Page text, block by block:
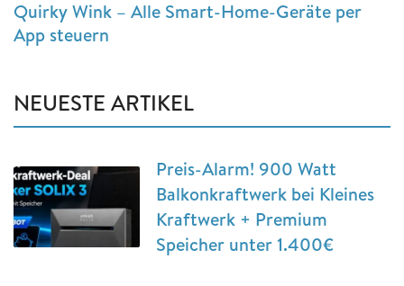
Quirky Wink – Alle Smart-Home-Geräte per
App steuern
NEUESTE ARTIKEL
Preis-Alarm! 900 Watt
Balkonkraftwerk bei Kleines
Kraftwerk + Premium
Speicher unter 1.400€